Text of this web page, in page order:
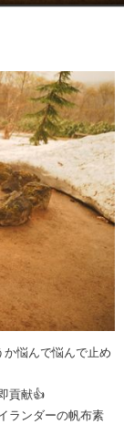
悩んで悩んで止め
貢献👍
ランダーの帆布素